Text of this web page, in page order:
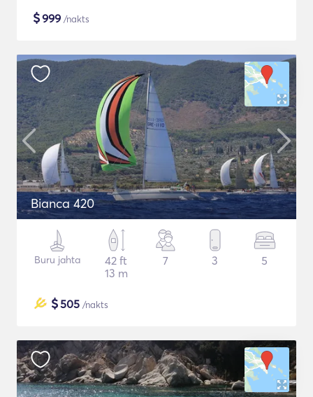
$999 /nakts
Bianca 420
Buru jahta
42 ft
13 m
7 3 5
$505 /nakts